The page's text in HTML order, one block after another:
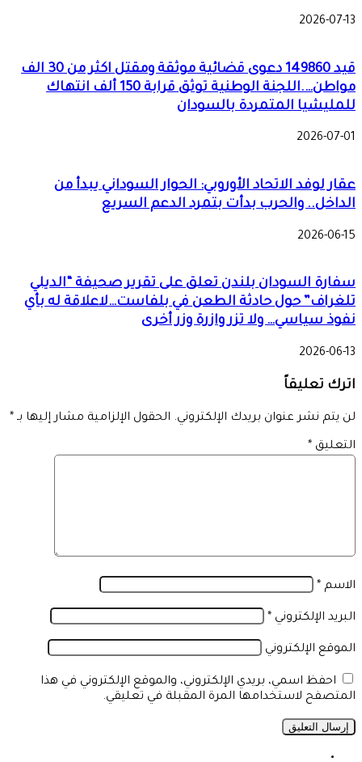
2026-07-13
قيد 149860 دعوى قضائية موثقة ومقتل اكثر من 30 الف
مواطن….اللجنة الوطنية توثق قرابة 150 ألف انتهاك
للمليشيا المتمردة بالسودان
2026-07-01
عقار لوفد الاتحاد الأوروبي: الحوار السوداني يبدأ من
الداخل.. والحرب بدأت بتمرد الدعم السريع
2026-06-15
سفارة السودان بلندن تعلق على تقرير صحيفة “الديلي
تلغراف” حول حادثة الطعن في بلفاست…لاعلاقة له بأي
نفوذ سياسي… ولا تزر وازرة وزر أخرى
2026-06-13
اترك تعليقاً
لن يتم نشر عنوان بريدك الإلكتروني. الحقول الإلزامية مشار إليها بـ *
التعليق *
الاسم *
البريد الإلكتروني *
الموقع الإلكتروني
احفظ اسمي، بريدي الإلكتروني، والموقع الإلكتروني في هذا
المتصفح لاستخدامها المرة المقبلة في تعليقي.